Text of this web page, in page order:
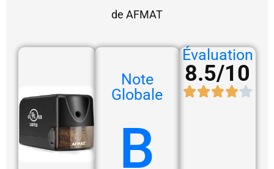
de AFMAT
Note
Globale
B
Évaluation
8.5/10